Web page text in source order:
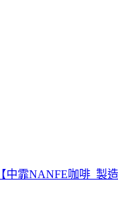
【中霏NANFE咖啡_製